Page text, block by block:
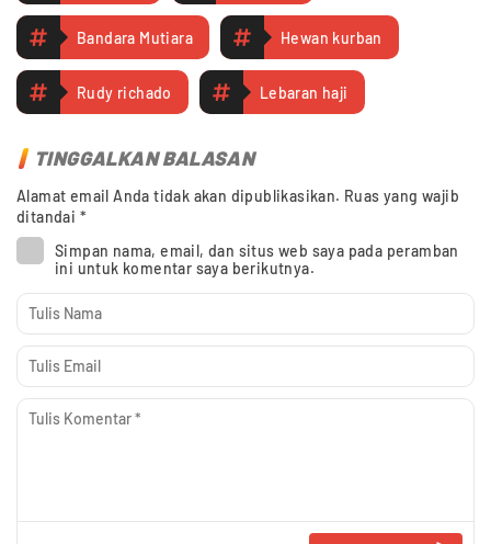
Bandara Mutiara Hewan kurban
Rudy richado Lebaran haji
TINGGALKAN BALASAN
Alamat email Anda tidak akan dipublikasikan. Ruas yang wajib
ditandai *
Simpan nama, email, dan situs web saya pada peramban
ini untuk komentar saya berikutnya.